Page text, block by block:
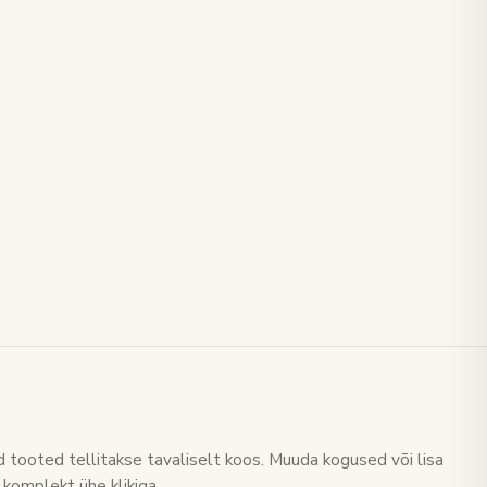
tooted tellitakse tavaliselt koos. Muuda kogused või lisa